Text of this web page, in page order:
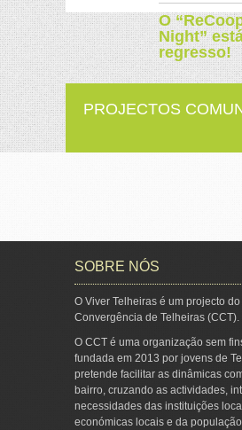
O
Night”
regresso!
PROJECTOS
SOBRE NÓS
O Viver Telheiras é um projecto
Convergência de Telheiras (CCT).
O CCT é uma organização sem
fundada em 2013 por jovens de
pretende facilitar as dinâmicas
bairro, cruzando as actividades,
necessidades das instituições
económicas locais e da